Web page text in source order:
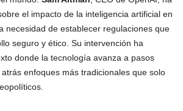
el impacto de la inteligencia artificial en
necesidad de establecer regulaciones que
seguro y ético. Su intervención ha
donde la tecnología avanza a pasos
enfoques más tradicionales que solo